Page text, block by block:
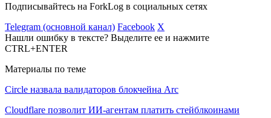
Подписывайтесь на ForkLog в социальных сетях
Telegram (основной канал) Facebook X
Нашли ошибку в тексте? Выделите ее и нажмите
CTRL+ENTER
Материалы по теме
Circle назвала валидаторов блокчейна Arc
Cloudflare позволит ИИ-агентам платить стейблкоинами